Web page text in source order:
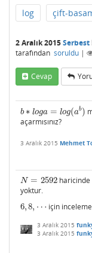
log çift-
2 Aralık 2015Serbest
tarafından soruldu |
Cevap
b ∗ loga = log(ab)
b∗ oga= og (ab)
açarmısınız?
3 Aralık 2015 Mehmet
N = 2592
N= 2592
haricinde
yoktur.
6, 8, ⋯
6,8,⋯ için
3 Aralık 2015
3 Aralık 2015